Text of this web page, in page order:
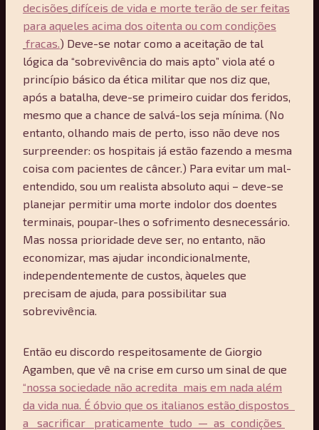
decisões difíceis de vida e morte terão de ser feitas
para aqueles acima dos oitenta ou com condições
fracas.) Deve-se notar como a aceitação de tal
lógica da “sobrevivência do mais apto” viola até o
princípio básico da ética militar que nos diz que,
após a batalha, deve-se primeiro cuidar dos feridos,
mesmo que a chance de salvá-los seja mínima. (No
entanto, olhando mais de perto, isso não deve nos
surpreender: os hospitais já estão fazendo a mesma
coisa com pacientes de câncer.) Para evitar um mal-
entendido, sou um realista absoluto aqui – deve-se
planejar permitir uma morte indolor dos doentes
terminais, poupar-lhes o sofrimento desnecessário.
Mas nossa prioridade deve ser, no entanto, não
economizar, mas ajudar incondicionalmente,
independentemente de custos, àqueles que
precisam de ajuda, para possibilitar sua
sobrevivência.
Então eu discordo respeitosamente de Giorgio
Agamben, que vê na crise em curso um sinal de que
“nossa sociedade não acredita mais em nada além
da vida nua. É óbvio que os italianos estão dispostos
a sacrificar praticamente tudo — as condições